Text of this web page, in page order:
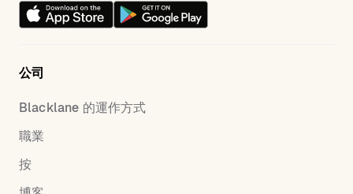
公司
Blacklane 的運作方式
職業
按